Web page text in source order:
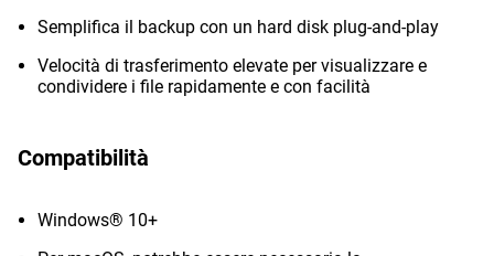
Semplifica il backup con un hard disk plug-and-play
Velocità di trasferimento elevate per visualizzare e
condividere i file rapidamente e con facilità
Compatibilità
Windows® 10+